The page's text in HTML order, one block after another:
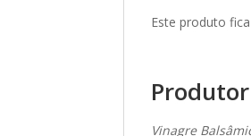
Este produto
Produtor
Vinagre